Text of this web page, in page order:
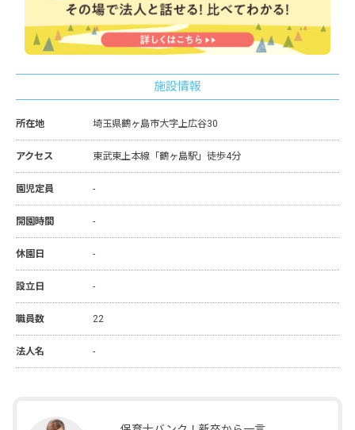
施設情報
所在地 埼玉県鶴ヶ島市大字上広谷30
アクセス 東武東上本線「鶴ヶ島駅」徒歩4分
園児定員 -
開園時間 -
休園日 -
設立日 -
職員数 22
法人名 -